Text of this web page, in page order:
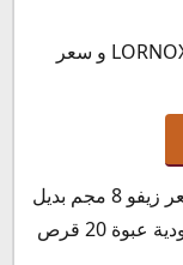
وكذلك لورنوكس 4ملجم LORNOX 4MG F.C. TABS و سعر
يتوفر بديل لورنوكس في السعودية ويبلغ سعر زيفو 8 مجم بديل
لورنوكس في الصيدليات وفي النهدي السعودية عبوة 20 قرص